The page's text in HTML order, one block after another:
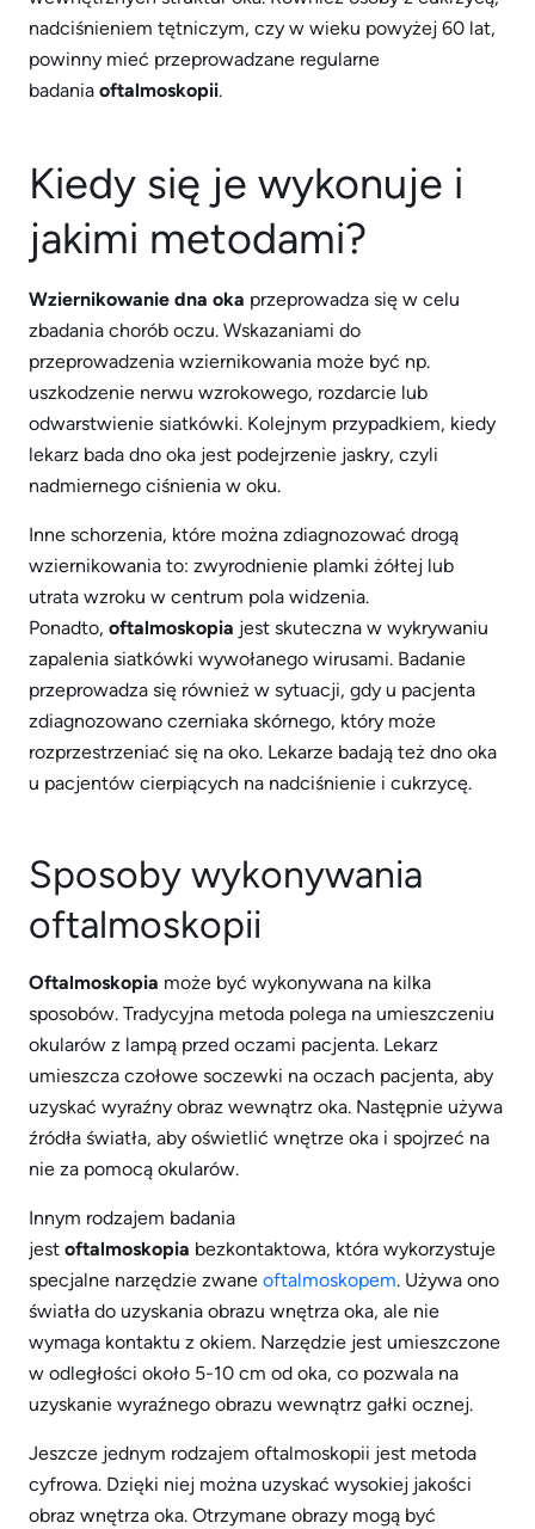
nadciśnieniem tętniczym, czy w wieku powyżej 60 lat,
powinny mieć przeprowadzane regularne
badania oftalmoskopii.
Kiedy się je wykonuje i
jakimi metodami?
Wziernikowanie dna oka przeprowadza się w celu
zbadania chorób oczu. Wskazaniami do
przeprowadzenia wziernikowania może być np.
uszkodzenie nerwu wzrokowego, rozdarcie lub
odwarstwienie siatkówki. Kolejnym przypadkiem, kiedy
lekarz bada dno oka jest podejrzenie jaskry, czyli
nadmiernego ciśnienia w oku.
Inne schorzenia, które można zdiagnozować drogą
wziernikowania to: zwyrodnienie plamki żółtej lub
utrata wzroku w centrum pola widzenia.
Ponadto, oftalmoskopia jest skuteczna w wykrywaniu
zapalenia siatkówki wywołanego wirusami. Badanie
przeprowadza się również w sytuacji, gdy u pacjenta
zdiagnozowano czerniaka skórnego, który może
rozprzestrzeniać się na oko. Lekarze badają też dno oka
u pacjentów cierpiących na nadciśnienie i cukrzycę.
Sposoby wykonywania
oftalmoskopii
Oftalmoskopia może być wykonywana na kilka
sposobów. Tradycyjna metoda polega na umieszczeniu
okularów z lampą przed oczami pacjenta. Lekarz
umieszcza czołowe soczewki na oczach pacjenta, aby
uzyskać wyraźny obraz wewnątrz oka. Następnie używa
źródła światła, aby oświetlić wnętrze oka i spojrzeć na
nie za pomocą okularów.
Innym rodzajem badania
jest oftalmoskopia bezkontaktowa, która wykorzystuje
specjalne narzędzie zwane oftalmoskopem. Używa ono
światła do uzyskania obrazu wnętrza oka, ale nie
wymaga kontaktu z okiem. Narzędzie jest umieszczone
w odległości około 5-10 cm od oka, co pozwala na
uzyskanie wyraźnego obrazu wewnątrz gałki ocznej.
Jeszcze jednym rodzajem oftalmoskopii jest metoda
cyfrowa. Dzięki niej można uzyskać wysokiej jakości
obraz wnętrza oka. Otrzymane obrazy mogą być